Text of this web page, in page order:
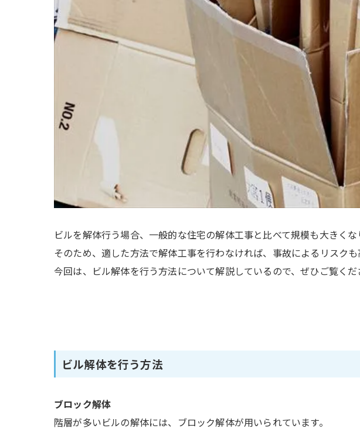
ビルを解体行う場合、一般的な住宅の解体工事と比べて規模も大きくな
そのため、適した方法で解体工事を行わなければ、事故によるリスクも
今回は、ビル解体を行う方法について解説しているので、ぜひご覧くだ
ビル解体を行う方法
ブロック解体
階層が多いビルの解体には、ブロック解体が用いられています。